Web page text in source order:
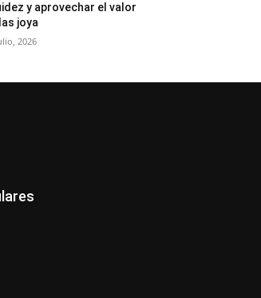
y aprovechar el valor
joya
2026